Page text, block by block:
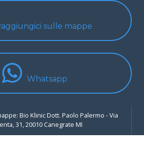
sulle mappe
Whatsapp
Bio Klinic Dott. Paolo Palermo - Via
31, 20010 Canegrate MI